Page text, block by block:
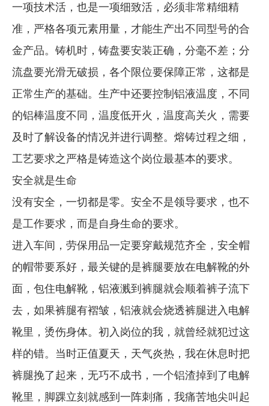
一项技术活，也是一项细致活，必须非常精细精
准，严格各项元素用量，才能生产出不同型号的合
金产品。铸机时，铸盘要安装正确，分毫不差；分
流盘要光滑无破损，各个限位要保障正常，这都是
正常生产的基础。生产中还要控制铝液温度，不同
的铝棒温度不同，温度低开火，温度高关火，需要
及时了解设备的情况并进行调整。熔铸过程之细，
工艺要求之严格是铸造这个岗位最基本的要求。
安全就是生命
没有安全，一切都是零。安全不是领导要求，也不
是工作要求，而是自身生命的要求。
进入车间，劳保用品一定要穿戴规范齐全，安全帽
的帽带要系好，最关键的是裤腿要放在电解靴的外
面，包住电解靴，铝液溅到裤腿就会顺着裤子流下
去，如果裤腿有褶皱，铝液就会烧透裤腿进入电解
靴里，烫伤身体。初入岗位的我，就曾经就犯过这
样的错。当时正值夏天，天气炎热，我在休息时把
裤腿挽了起来，无巧不成书，一个铝渣掉到了电解
靴里，脚踝立刻就感到一阵刺痛，我痛苦地尖叫起